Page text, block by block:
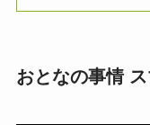
おとなの事情